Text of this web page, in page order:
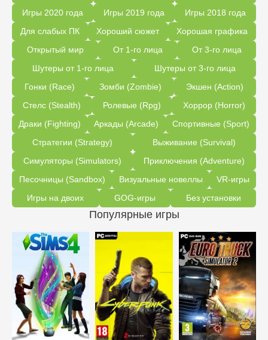
Игры 2020 года
Игры 2019 года
Игры 2018 года
Для слабых ПК
Хороший сюжет
Хорошая графика
Открытый мир
От 1-го лица
От 3-го лица
Шутеры от 1-го лица
Шутеры от 3-го лица
Гонки (Race)
Зомби (Zombie)
Экшен (Action)
Стелс (Stealth)
Ролевые (Rpg)
Хоррор (Horror)
Драки (Fighting)
Аркады (Arcade)
Спортивные (Sport)
Стратегии (Strategy)
Выживание (Survival)
Симуляторы (Simulators)
Приключения (Adventure)
Песочницы (Sandbox)
Визуальные новеллы
VR-игры
Игры на двоих
GOG-игры Без установки
Популярные игры